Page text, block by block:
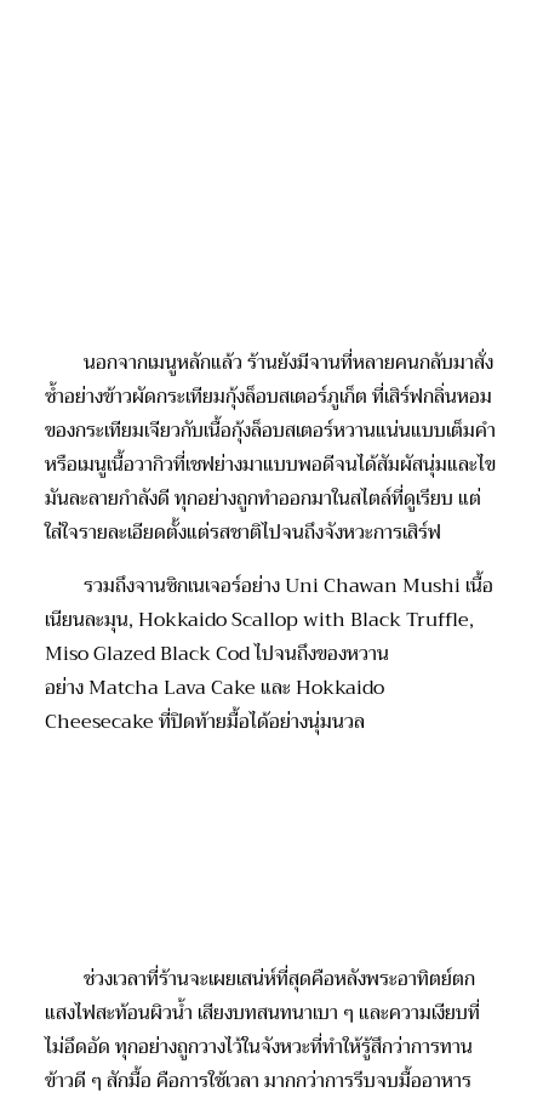
นอกจากเมนูหลักแล้ว ร้านยังมีจานที่หลายคนกลับมาสั่ง
ซ้ำอย่างข้าวผัดกระเทียมกุ้งล็อบสเตอร์ภูเก็ต ที่เสิร์ฟกลิ่นหอม
ของกระเทียมเจียวกับเนื้อกุ้งล็อบสเตอร์หวานแน่นแบบเต็มคำ
หรือเมนูเนื้อวากิวที่เชฟย่างมาแบบพอดีจนได้สัมผัสนุ่มและไข
มันละลายกำลังดี ทุกอย่างถูกทำออกมาในสไตล์ที่ดูเรียบ แต่
ใส่ใจรายละเอียดตั้งแต่รสชาติไปจนถึงจังหวะการเสิร์ฟ
รวมถึงจานซิกเนเจอร์อย่างUni Chawan Mushiเนื้อ
เนียนละมุน, Hokkaido Scallop with Black Truffle,
Miso Glazed Black Codไปจนถึงของหวาน
อย่างMatcha Lava Cake และHokkaido
Cheesecakeที่ปิดท้ายมื้อได้อย่างนุ่มนวล
ช่วงเวลาที่ร้านจะเผยเสน่ห์ที่สุดคือหลังพระอาทิตย์ตก
แสงไฟสะท้อนผิวน้ำ เสียงบทสนทนาเบา ๆ และความเงียบที่
ไม่อึดอัด ทุกอย่างถูกวางไว้ในจังหวะที่ทำให้รู้สึกว่าการทาน
ข้าวดี ๆสักมื้อ คือการใช้เวลา มากกว่าการรีบจบมื้ออาหาร